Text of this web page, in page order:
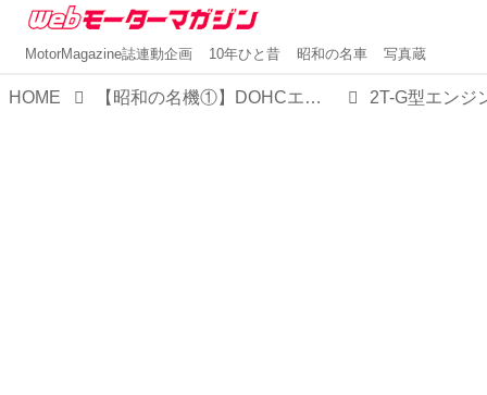
MotorMagazine誌連動企画 10年ひと昔 昭和の名車 写真蔵
HOME 【昭和の名機①】DOHCエンジンを身近な存在にした「トヨタ2T-G」の功績は大きい